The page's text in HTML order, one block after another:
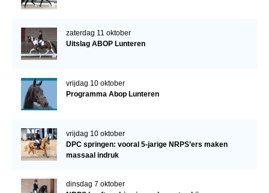
zaterdag 11 oktober
Uitslag ABOP Lunteren
vrijdag 10 oktober
Programma Abop Lunteren
vrijdag 10 oktober
DPC springen: vooral 5-jarige NRPS’ers maken
massaal indruk
dinsdag 7 oktober